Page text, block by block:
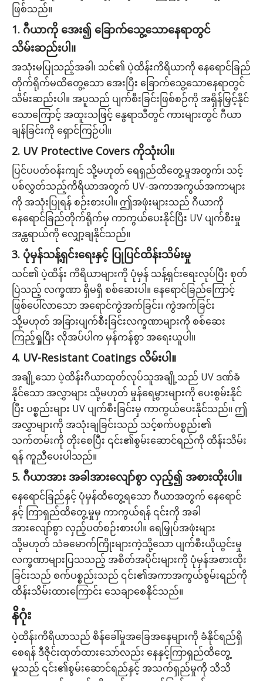
ဖြစ်သည်။
1. ဂီယာကို အေး၍ ခြောက်သွေ့သောနေရာတွင်
သိမ်းဆည်းပါ။
အသုံးမပြုသည့်အခါ၊ သင်၏ ပဲ့ထိန်းကိရိယာကို နေရောင်ခြည်
တိုက်ရိုက်မထိတွေ့သော အေးပြီး ခြောက်သွေ့သောနေရာတွင်
သိမ်းဆည်းပါ။ အပူသည် ပျက်စီးခြင်းဖြစ်စဉ်ကို အရှိန်မြှင့်နိုင်
သောကြောင့် အထူးသဖြင့် နွေရာသီတွင် ကားများတွင် ဂီယာ
ချန်ခြင်းကို ရှောင်ကြဉ်ပါ။
2. UV Protective Covers ကိုသုံးပါ။
ပြင်ပပတ်ဝန်းကျင် သို့မဟုတ် ရေရှည်ထိတွေ့မှုအတွက်၊ သင့်
ပစ်လွှတ်သည့်ကိရိယာအတွက် UV-အကာအကွယ်အကာများ
ကို အသုံးပြုရန် စဉ်းစားပါ။ ဤအဖုံးများသည် ဂီယာကို
နေရောင်ခြည်တိုက်ရိုက်မှ ကာကွယ်ပေးနိုင်ပြီး UV ပျက်စီးမှု
အန္တရာယ်ကို လျှော့ချနိုင်သည်။
3. ပုံမှန်သန့်ရှင်းရေးနှင့် ပြုပြင်ထိန်းသိမ်းမှု
သင်၏ ပဲ့ထိန်း ကိရိယာများကို ပုံမှန် သန့်ရှင်းရေးလုပ်ပြီး စုတ်
ပြဲသည့် လက္ခဏာ ရှိမရှိ စစ်ဆေးပါ။ နေရောင်ခြည်ကြောင့်
ဖြစ်ပေါ်လာသော အရောင်ကွဲအက်ခြင်း၊ ကွဲအက်ခြင်း
သို့မဟုတ် အခြားပျက်စီးခြင်းလက္ခဏာများကို စစ်ဆေး
ကြည့်ရှုပြီး လိုအပ်ပါက မှန်ကန်စွာ အရေးယူပါ။
4. UV-Resistant Coatings လိမ်းပါ။
အချို့သော ပဲ့ထိန်းဂီယာထုတ်လုပ်သူအချို့သည် UV ဒဏ်ခံ
နိုင်သော အလွှာများ သို့မဟုတ် မှုန်ရေမွှားများကို ပေးစွမ်းနိုင်
ပြီး ပစ္စည်းများ UV ပျက်စီးခြင်းမှ ကာကွယ်ပေးနိုင်သည်။ ဤ
အလွှာများကို အသုံးချခြင်းသည် သင့်စက်ပစ္စည်း၏
သက်တမ်းကို တိုးစေပြီး ၎င်း၏စွမ်းဆောင်ရည်ကို ထိန်းသိမ်း
ရန် ကူညီပေးပါသည်။
5. ဂီယာအား အခါအားလျော်စွာ လှည့်၍ အစားထိုးပါ။
နေရောင်ခြည်နှင့် ပုံမှန်ထိတွေ့ရသော ဂီယာအတွက် နေရောင်
နှင့် ကြာရှည်ထိတွေ့မှုမှ ကာကွယ်ရန် ၎င်းကို အခါ
အားလျော်စွာ လှည့်ပတ်စဉ်းစားပါ။ ရေမြှုပ်အဖုံးများ
သို့မဟုတ် သံခမောက်ကြိုးများကဲ့သို့သော ပျက်စီးယိုယွင်းမှု
လက္ခဏာများပြသသည့် အစိတ်အပိုင်းများကို ပုံမှန်အစားထိုး
ခြင်းသည် စက်ပစ္စည်းသည် ၎င်း၏အကာအကွယ်စွမ်းရည်ကို
ထိန်းသိမ်းထားကြောင်း သေချာစေနိုင်သည်။
နိဂုံး
ပဲ့ထိန်းကိရိယာသည် စိန်ခေါ်မှုအခြေအနေများကို ခံနိုင်ရည်ရှိ
စေရန် ဒီဇိုင်းထုတ်ထားသော်လည်း နေနှင့်ကြာရှည်ထိတွေ့
မှုသည် ၎င်း၏စွမ်းဆောင်ရည်နှင့် အသက်ရှည်မှုကို သိသိ